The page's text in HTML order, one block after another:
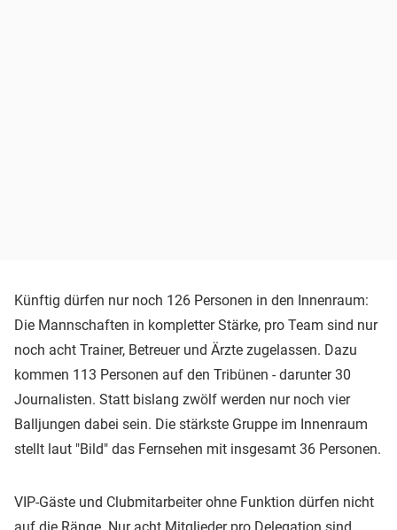
Künftig dürfen nur noch 126 Personen in den Innenraum:
Die Mannschaften in kompletter Stärke, pro Team sind nur
noch acht Trainer, Betreuer und Ärzte zugelassen. Dazu
kommen 113 Personen auf den Tribünen - darunter 30
Journalisten. Statt bislang zwölf werden nur noch vier
Balljungen dabei sein. Die stärkste Gruppe im Innenraum
stellt laut "Bild" das Fernsehen mit insgesamt 36 Personen.
VIP-Gäste und Clubmitarbeiter ohne Funktion dürfen nicht